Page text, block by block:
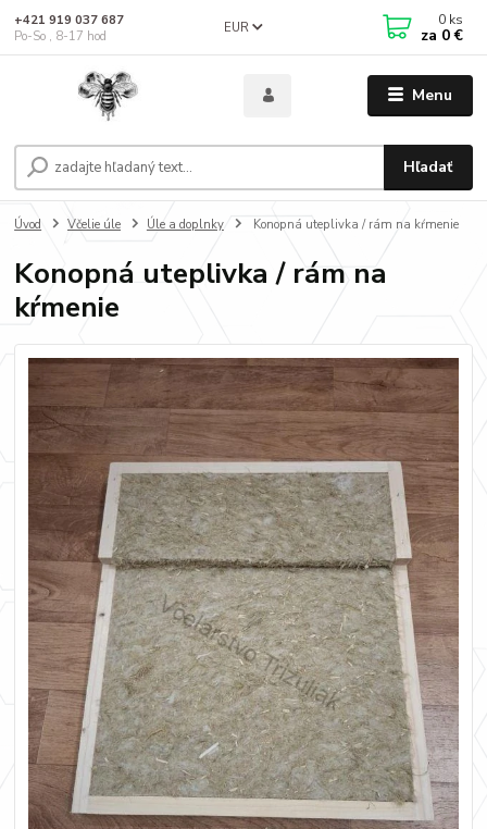
Menu
EUR
Hľadať
+421 919 037 687
Po-So , 8-17 hod
0 ks
za 0 €
Úvod Včelie úle Úle a doplnky Konopná uteplivka / rám na kŕmenie
Konopná uteplivka / rám na
kŕmenie